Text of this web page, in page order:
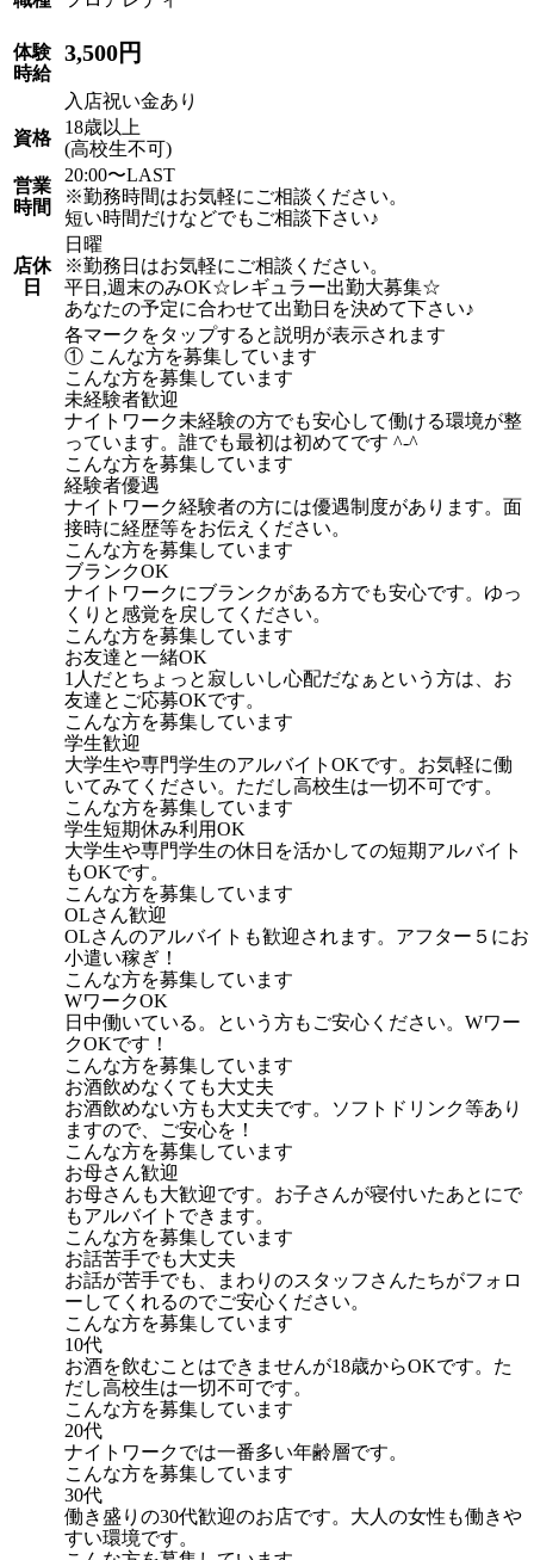
体験
時給
3,500円
入店祝い金あり
資格
18歳以上
(高校生不可)
営業
時間
20:00〜LAST
※勤務時間はお気軽にご相談ください。
短い時間だけなどでもご相談下さい♪
店休
日
日曜
※勤務日はお気軽にご相談ください。
平日,週末のみOK☆レギュラー出勤大募集☆
あなたの予定に合わせて出勤日を決めて下さい♪
各マークをタップすると説明が表示されます
① こんな方を募集しています
こんな方を募集しています
未経験者歓迎
ナイトワーク未経験の方でも安心して働ける環境が整
っています。誰でも最初は初めてです ^-^
こんな方を募集しています
経験者優遇
ナイトワーク経験者の方には優遇制度があります。面
接時に経歴等をお伝えください。
こんな方を募集しています
ブランクOK
ナイトワークにブランクがある方でも安心です。ゆっ
くりと感覚を戻してください。
こんな方を募集しています
お友達と一緒OK
1人だとちょっと寂しいし心配だなぁという方は、お
友達とご応募OKです。
こんな方を募集しています
学生歓迎
大学生や専門学生のアルバイトOKです。お気軽に働
いてみてください。ただし高校生は一切不可です。
こんな方を募集しています
学生短期休み利用OK
大学生や専門学生の休日を活かしての短期アルバイト
もOKです。
こんな方を募集しています
OLさん歓迎
OLさんのアルバイトも歓迎されます。アフター５にお
小遣い稼ぎ！
こんな方を募集しています
WワークOK
日中働いている。という方もご安心ください。Wワー
クOKです！
こんな方を募集しています
お酒飲めなくても大丈夫
お酒飲めない方も大丈夫です。ソフトドリンク等あり
ますので、ご安心を！
こんな方を募集しています
お母さん歓迎
お母さんも大歓迎です。お子さんが寝付いたあとにで
もアルバイトできます。
こんな方を募集しています
お話苦手でも大丈夫
お話が苦手でも、まわりのスタッフさんたちがフォロ
ーしてくれるのでご安心ください。
こんな方を募集しています
10代
お酒を飲むことはできませんが18歳からOKです。た
だし高校生は一切不可です。
こんな方を募集しています
20代
ナイトワークでは一番多い年齢層です。
こんな方を募集しています
30代
働き盛りの30代歓迎のお店です。大人の女性も働きや
すい環境です。